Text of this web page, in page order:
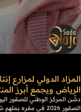
الرياض ويجمع أبرز
دشّن المركز الوطني للصقور
الصقور 2026 في